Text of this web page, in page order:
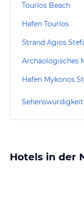
Tourlos Beach
Hafen Tourlos
Strand Agios
Hafen Mykonos
Hotels in der